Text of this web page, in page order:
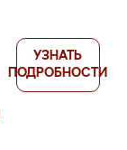
УЗНАТЬ
ПОДРОБНОСТИ